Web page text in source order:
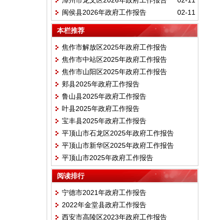
02-11
闽侯县2026年政府工作报告
本栏推荐
焦作市解放区2025年政府工作报告
焦作市中站区2025年政府工作报告
焦作市山阳区2025年政府工作报告
郏县2025年政府工作报告
鲁山县2025年政府工作报告
叶县2025年政府工作报告
宝丰县2025年政府工作报告
平顶山市石龙区2025年政府工作报告
平顶山市新华区2025年政府工作报告
平顶山市2025年政府工作报告
阅读排行
宁德市2021年政府工作报告
2022年金堂县政府工作报告
西安市高陵区2023年政府工作报告